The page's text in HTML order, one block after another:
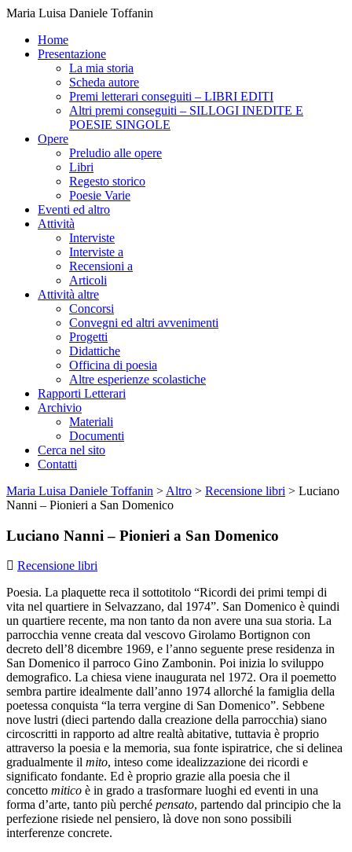
Maria Luisa Daniele Toffanin
Home
Presentazione
La mia storia
Scheda autore
Premi letterari conseguiti – LIBRI EDITI
Altri premi conseguiti – SILLOGI INEDITE E
POESIE SINGOLE
Opere
Preludio alle opere
Libri
Regesto storico
Poesie Varie
Eventi ed altro
Attività
Interviste
Interviste a
Recensioni a
Articoli
Attività altre
Concorsi
Convegni ed altri avvenimenti
Progetti
Didattiche
Officina di poesia
Altre esperienze scolastiche
Rapporti Letterari
Archivio
Materiali
Documenti
Cerca nel sito
Contatti
Maria Luisa Daniele Toffanin > Altro > Recensione libri > Luciano
Nanni – Pionieri a San Domenico
Luciano Nanni – Pionieri a San Domenico
Recensione libri
Poesia. La plaquette reca il sottotitolo “Ricordi dei primi tempi di
vita nel quartiere in Selvazzano, dal 1974”. San Domenico è quindi
un quartiere recente, ma non tanto da non avere una sua storia. La
parrocchia venne creata dal vescovo Girolamo Bortignon con
decreto dell’8 dicembre 1969, e l’anno seguente prese residenza in
San Domenico il parroco Gino Zambonin. Poi inizia lo sviluppo
demografico. La chiesa viene inaugurata nel 1972. Ora il poemetto
sembra partire idealmente dall’anno 1974 allorché la famiglia della
poetessa conquista “la terra vergine di San Domenico”. Sebbene
nove lustri (dieci partendo dalla creazione della parrocchia) siano
circoscritti in rapporto ad altre realtà abitative, tuttavia è proprio
attraverso la poesia e la memoria, sua fonte ispiratrice, che si delinea
gradualmente il mito, inteso come idealizzazione dei ricordi e
significato fondante. Ed è proprio grazie alla poesia che il
concetto mitico è in grado a trasformare luoghi ed eventi in una
forma d’arte, tanto più perché pensato, partendo dal principio che la
perfezione risiede nel pensiero, là dove non sono possibili
interferenze concrete.